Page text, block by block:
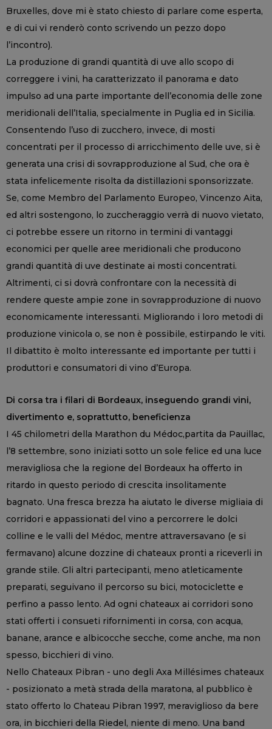
Bruxelles, dove mi è stato chiesto di parlare come esperta,
e di cui vi renderò conto scrivendo un pezzo dopo
l’incontro).
La produzione di grandi quantità di uve allo scopo di
correggere i vini, ha caratterizzato il panorama e dato
impulso ad una parte importante dell’economia delle zone
meridionali dell’Italia, specialmente in Puglia ed in Sicilia.
Consentendo l’uso di zucchero, invece, di mosti
concentrati per il processo di arricchimento delle uve, si è
generata una crisi di sovrapproduzione al Sud, che ora è
stata infelicemente risolta da distillazioni sponsorizzate.
Se, come Membro del Parlamento Europeo, Vincenzo Aita,
ed altri sostengono, lo zuccheraggio verrà di nuovo vietato,
ci potrebbe essere un ritorno in termini di vantaggi
economici per quelle aree meridionali che producono
grandi quantità di uve destinate ai mosti concentrati.
Altrimenti, ci si dovrà confrontare con la necessità di
rendere queste ampie zone in sovrapproduzione di nuovo
economicamente interessanti. Migliorando i loro metodi di
produzione vinicola o, se non è possibile, estirpando le viti.
Il dibattito è molto interessante ed importante per tutti i
produttori e consumatori di vino d’Europa.
Di corsa tra i filari di Bordeaux, inseguendo grandi vini,
divertimento e, soprattutto, beneficienza
I 45 chilometri della Marathon du Médoc,partita da Pauillac,
l’8 settembre, sono iniziati sotto un sole felice ed una luce
meravigliosa che la regione del Bordeaux ha offerto in
ritardo in questo periodo di crescita insolitamente
bagnato. Una fresca brezza ha aiutato le diverse migliaia di
corridori e appassionati del vino a percorrere le dolci
colline e le valli del Médoc, mentre attraversavano (e si
fermavano) alcune dozzine di chateaux pronti a riceverli in
grande stile. Gli altri partecipanti, meno atleticamente
preparati, seguivano il percorso su bici, motociclette e
perfino a passo lento. Ad ogni chateaux ai corridori sono
stati offerti i consueti rifornimenti in corsa, con acqua,
banane, arance e albicocche secche, come anche, ma non
spesso, bicchieri di vino.
Nello Chateaux Pibran - uno degli Axa Millésimes chateaux
- posizionato a metà strada della maratona, al pubblico è
stato offerto lo Chateau Pibran 1997, meraviglioso da bere
ora, in bicchieri della Riedel, niente di meno. Una band